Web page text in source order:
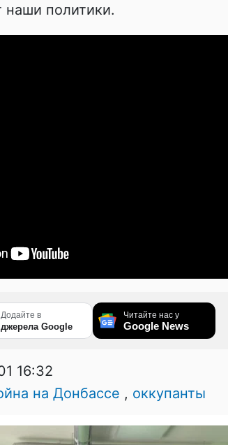
наши политики.
Додайте в
джерела Google
Читайте нас у
Google News
16:32
на Донбассе , оккупанты